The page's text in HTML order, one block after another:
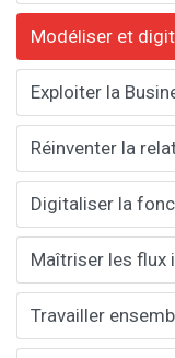
Modéliser et
Exploiter la
Réinventer la
Digitaliser la
Maîtriser les flux
Travailler